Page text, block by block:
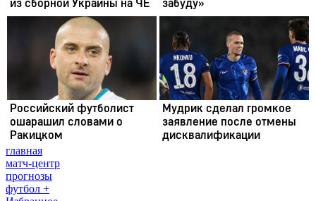
главная
матч-центр
прогнозы
футбол +